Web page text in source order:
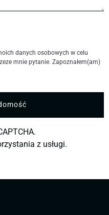
danych osobowych w celu
mnie pytanie. Zapoznałem(am)
z usługi.